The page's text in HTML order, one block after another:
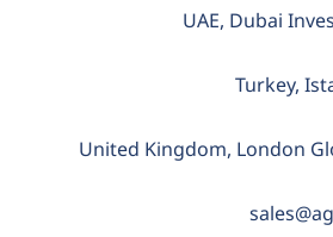
UAE, Dubai
Turkey,
United Kingdom, London